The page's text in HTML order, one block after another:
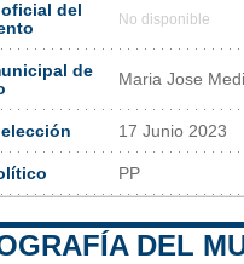
del
No disponible
de
Maria Jose
17 Junio 2023
PP
DEL